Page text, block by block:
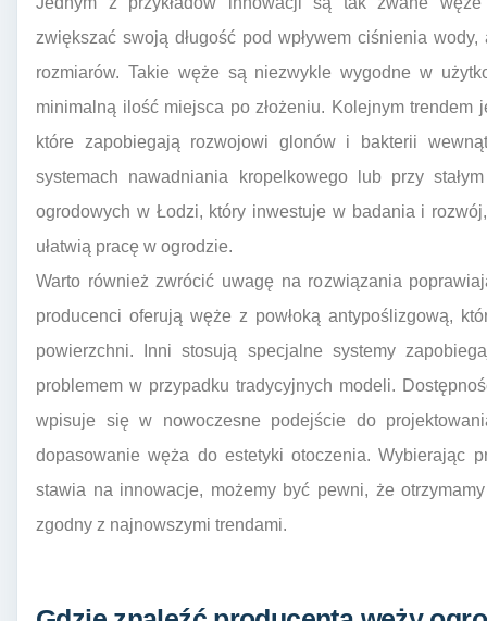
zwiększać swoją długość pod wpływem ciśnienia
rozmiarów. Takie węże są niezwykle wygodne w
minimalną ilość miejsca po złożeniu. Kolejnym trendem
które zapobiegają rozwojowi glonów i bakterii
systemach nawadniania kropelkowego lub przy
ogrodowych w Łodzi, który inwestuje w badania i
ułatwią pracę w ogrodzie.
Warto również zwrócić uwagę na rozwiązania
producenci oferują węże z powłoką antypoślizgową,
powierzchni. Inni stosują specjalne systemy
problemem w przypadku tradycyjnych modeli.
wpisuje się w nowoczesne podejście do
dopasowanie węża do estetyki otoczenia. Wybierając
stawia na innowacje, możemy być pewni, że
zgodny z najnowszymi trendami.